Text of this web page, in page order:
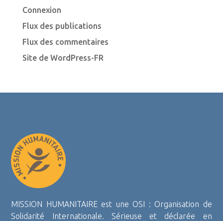
Connexion
Flux des publications
Flux des commentaires
Site de WordPress-FR
MISSION HUMANITAIRE est une OSI : Organisation de
Solidarité Internationale. Sérieuse et déclarée en